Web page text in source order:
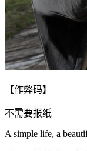
【作弊码】
不需要报纸
A simple life, a